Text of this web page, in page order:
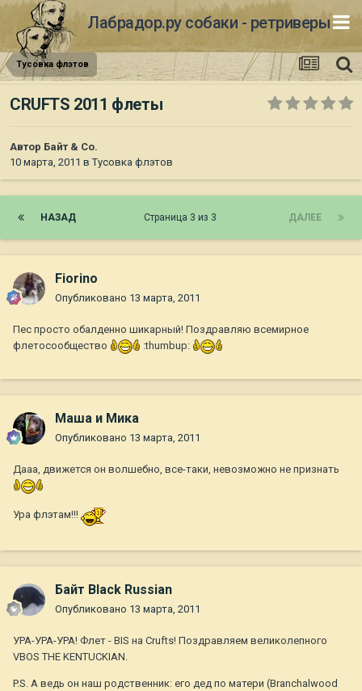
Лабрадор.ру собаки - ретриверы
Тусовка флэтов
CRUFTS 2011 флеты
Автор Байт & Co.
10 марта, 2011 вТусовка флэтов
НАЗАД ДАЛЕЕ
Страница 3 из 3
Fiorino
Опубликовано 13 марта, 2011
Пес просто обалденно шикарный! Поздравляю всемирное
флетосообщество
:thumbup:
Маша и Мика
Опубликовано 13 марта, 2011
Дааа, движется он волшебно, все-таки, невозможно не признать
Ура флэтам!!!
Байт Black Russian
Опубликовано 13 марта, 2011
УРА-УРА-УРА! Флет - BIS на Crufts! Поздравляем великолепного
VBOS THE KENTUCKIAN.
P.S. А ведь он наш родственник: его дед по матери (Branchalwood